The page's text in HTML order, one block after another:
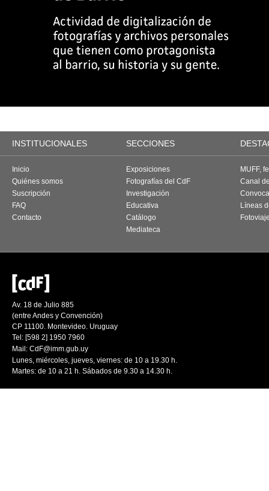
INSTITUCIONALES SECCIONES
Inicio
Quiénes somos
Suscripción
FAQ
Contacto
Exposiciones
Fotografías del CdF
Investigación
Educativa
Catálogo
Mediateca
MUFF,
Canal
Líneas
Av. 18 de Julio 885
(entre Andes y Convención)
CP 11100. Montevideo. Uruguay
Tel: [598 2] 1950 7960
Mail: CdF@imm.gub.uy
Lunes, miércoles, jueves, viernes: de 10 a 19.30 h.
Martes: de 10 a 21 h. Sábados de 9.30 a 14.30 h.